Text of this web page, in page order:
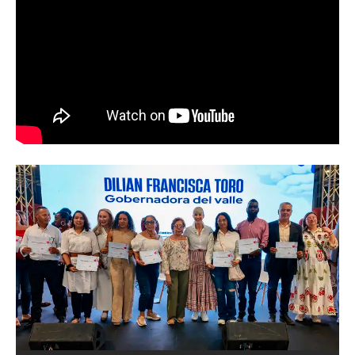
Abren convocatoria del ‘Art World
Records Latam’, para creadores de